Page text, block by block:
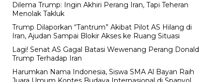
Dilema Trump: Ingin Akhiri Perang Iran, Tapi Teheran
Menolak Takluk
Trump Dilaporkan “Tantrum” Akibat Pilot AS Hilang di
Iran, Ajudan Sampai Blokir Akses ke Ruang Situasi
Lagi! Senat AS Gagal Batasi Wewenang Perang Donald
Trump Terhadap Iran
Harumkan Nama Indonesia, Siswa SMA Al Bayan Raih